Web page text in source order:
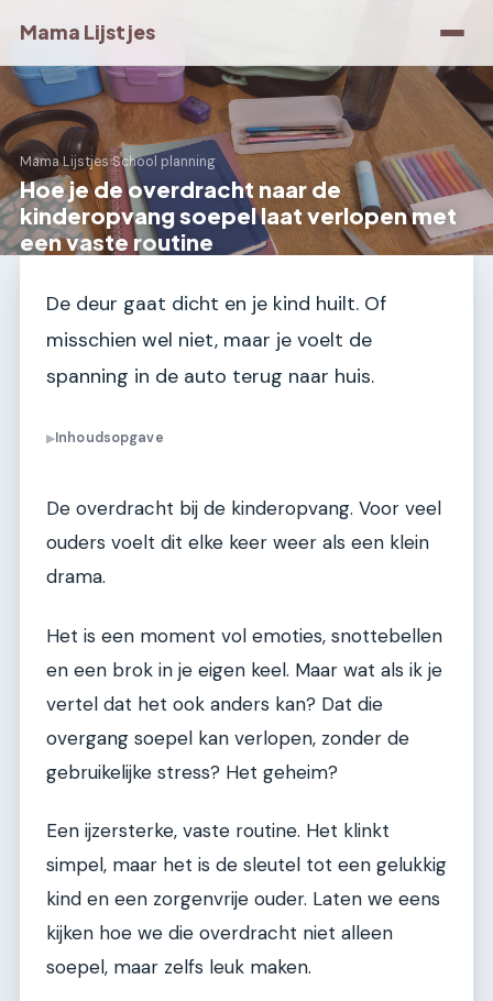
Mama Lijstjes
Mama Lijstjes›School planning
Hoe je de overdracht naar de
kinderopvang soepel laat verlopen met
een vaste routine
De deur gaat dicht en je kind huilt. Of
misschien wel niet, maar je voelt de
spanning in de auto terug naar huis.
▶Inhoudsopgave
De overdracht bij de kinderopvang. Voor veel
ouders voelt dit elke keer weer als een klein
drama.
Het is een moment vol emoties, snottebellen
en een brok in je eigen keel. Maar wat als ik je
vertel dat het ook anders kan? Dat die
overgang soepel kan verlopen, zonder de
gebruikelijke stress? Het geheim?
Een ijzersterke, vaste routine. Het klinkt
simpel, maar het is de sleutel tot een gelukkig
kind en een zorgenvrije ouder. Laten we eens
kijken hoe we die overdracht niet alleen
soepel, maar zelfs leuk maken.